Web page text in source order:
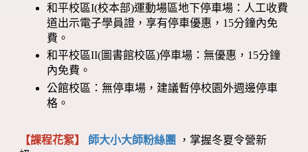
和平校區I(校本部)運動場區地下停車場：人工收費
道出示電子學員證，享有停車優惠，15分鐘內免
費。
和平校區II(圖書館校區)停車場：無優惠，15分鐘
內免費。
公館校區：無停車場，建議暫停校園外週邊停車
格。
【課程花絮】 師大小大師粉絲團
，掌握冬夏令營新